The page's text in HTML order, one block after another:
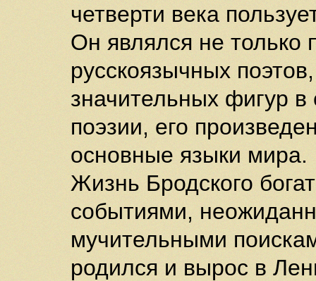
четверти века
Он являлся не
русскоязычных
значительных фигур
поэзии, его
основные языки мира.
Жизнь Бродского
событиями,
мучительными
родился и вырос в